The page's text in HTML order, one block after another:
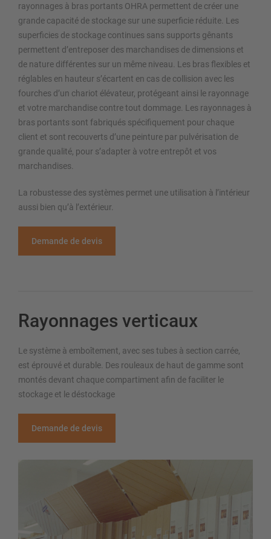
rayonnages à bras portants OHRA permettent de créer une
grande capacité de stockage sur une superficie réduite. Les
superficies de stockage continues sans supports gênants
permettent d’entreposer des marchandises de dimensions et
de nature différentes sur un même niveau. Les bras flexibles et
réglables en hauteur s’écartent en cas de collision avec les
fourches d’un chariot élévateur, protégeant ainsi le rayonnage
et votre marchandise contre tout dommage. Les rayonnages à
bras portants sont fabriqués spécifiquement pour chaque
client et sont recouverts d’une peinture par pulvérisation de
grande qualité, pour s’adapter à votre entrepôt et vos
marchandises.
La robustesse des systèmes permet une utilisation à l’intérieur
aussi bien qu’à l’extérieur.
Demande de devis
Rayonnages verticaux
Le système à emboîtement, avec ses tubes à section carrée,
est éprouvé et durable. Des rouleaux de haut de gamme sont
montés devant chaque compartiment afin de faciliter le
stockage et le déstockage
Demande de devis